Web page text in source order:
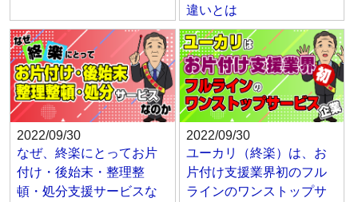
違いとは
2022/09/30
なぜ、終楽にとってお片
付け・後始末・整理整
頓・処分支援サービスな
2022/09/30
ユーカリ（終楽）は、お
片付け支援業界初のフル
ラインのワンストップサ